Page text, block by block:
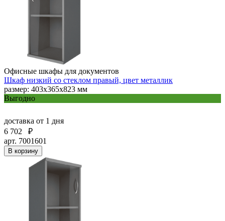
Офисные шкафы для документов
Шкаф низкий со стеклом правый, цвет металлик
размер: 403х365х823 мм
Выгодно
доставка от 1 дня
6 702
₽
арт. 7001601
В корзину